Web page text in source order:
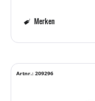
Merken
Artnr.: 209296